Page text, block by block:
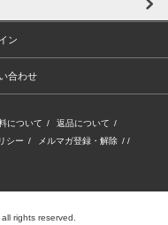
ン
合わせ
について / 返品について /
シー / メルマガ登録・解除 / /
rights reserved.